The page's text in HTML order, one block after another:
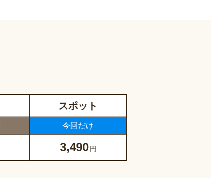
スポット
今回だけ
3,490 円